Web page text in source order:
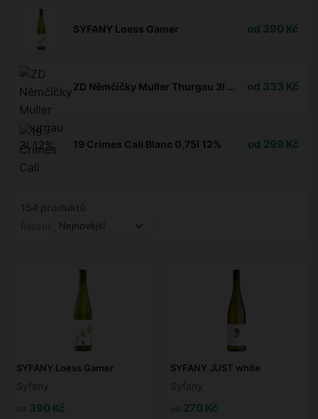
SYFANY Loess Gamer od 390 Kč
ZD Němčičky Muller Thurgau 3l 12% od 333 Kč
19 Crimes Cali Blanc 0,75l 12% od 299 Kč
SYFANY Loess Gamer
Syfany
390 Kč
SYFANY JUST white
Syfany
270 Kč